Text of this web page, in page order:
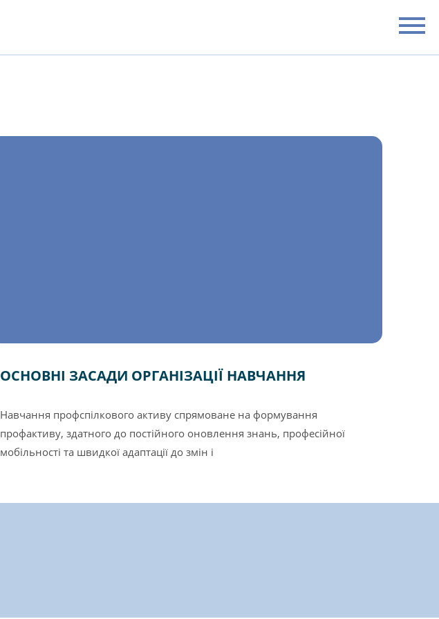
ОСНОВНІ ЗАСАДИ ОРГАНІЗАЦІЇ НАВЧАННЯ
Навчання профспілкового активу спрямоване на формування
профактиву, здатного до постійного оновлення знань, професійної
мобільності та швидкої адаптацiї до змiн i